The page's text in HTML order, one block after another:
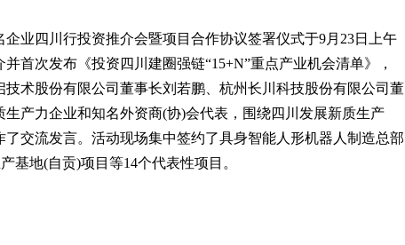
业四川行投资推介会暨项目合作协议签署仪式于9月23日上午
首次发布《投资四川建圈强链“15+N”重点产业机会清单》，
术股份有限公司董事长刘若鹏、杭州长川科技股份有限公司董
产力企业和知名外资商(协)会代表，围绕四川发展新质生产
交流发言。活动现场集中签约了具身智能人形机器人制造总部
基地(自贡)项目等14个代表性项目。